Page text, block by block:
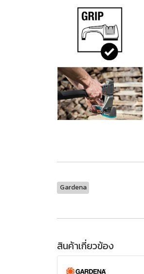
Gardena
สินค้าเกี่ยวข้อง